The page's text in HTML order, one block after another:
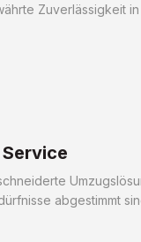
Zuverlässigkeit in
abgestimmt